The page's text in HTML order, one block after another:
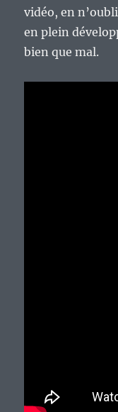
vidéo, en
en plein
bien que mal.